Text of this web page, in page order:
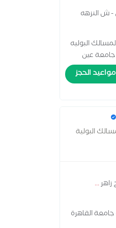
- ش النزهه
البوليه
جامعة عين
التقنيات
# ومتخصص
ومجري
المعلقه ،
علاج
الطرق
التقليدية.
مواعيد الحجز
البولية
...
القاهرة